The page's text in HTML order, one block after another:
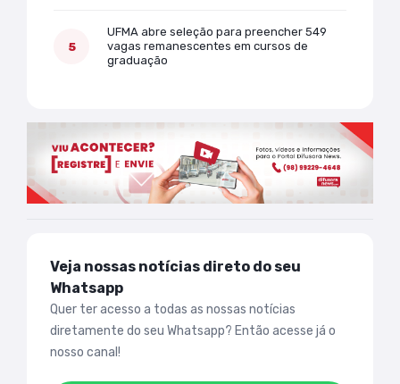
UFMA abre seleção para preencher 549
vagas remanescentes em cursos de
graduação
Veja nossas notícias direto do seu
Whatsapp
Quer ter acesso a todas as nossas notícias
diretamente do seu Whatsapp? Então acesse já o
nosso canal!